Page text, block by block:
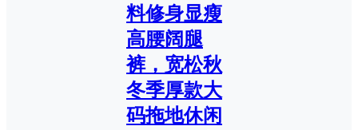
料修身显瘦
高腰阔腿
裤，宽松秋
冬季厚款大
码拖地休闲